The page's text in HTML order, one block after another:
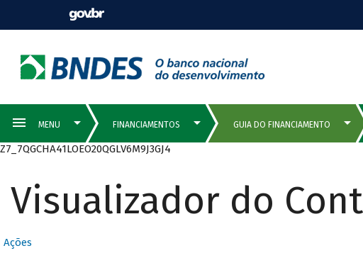
Z7_7QGCHA41LOEO20QGLV6M9J3GJ4
Visualizador do
Ações